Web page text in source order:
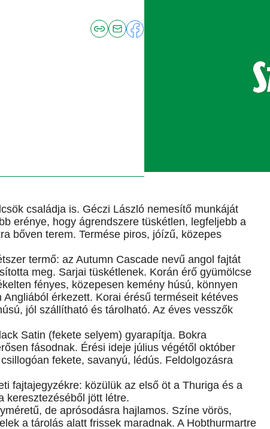
családja is. Géczi László nemesítő munkáját
erénye, hogy ágrendszere tüskétlen, legfeljebb a
bőven terem. Termése piros, jóízű, közepes
termő: az Autumn Cascade nevű angol fajtát
meg. Sarjai tüskétlenek. Korán érő gyümölcse
fényes, közepesen kemény húsú, könnyen
érkezett. Korai érésű terméseit kétéves
jól szállítható és tárolható. Az éves vesszők
Satin (fekete selyem) gyarapítja. Bokra
fásodnak. Érési ideje július végétől október
fekete, savanyú, lédús. Feldolgozásra
fajtajegyzékre: közülük az első öt a Thuriga és a
keresztezéséből jött létre.
de aprósodásra hajlamos. Színe vörös,
a tárolás alatt frissek maradnak. A Hobthurmartre